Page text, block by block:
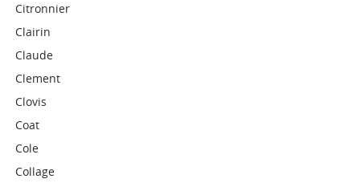
Citronnier
Clairin
Claude
Clement
Clovis
Coat
Cole
Collage